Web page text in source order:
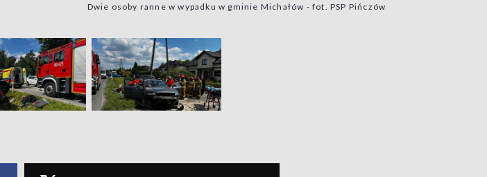
Dwie osoby ranne w wypadku w gminie Michałów - fot. PSP Pińczów